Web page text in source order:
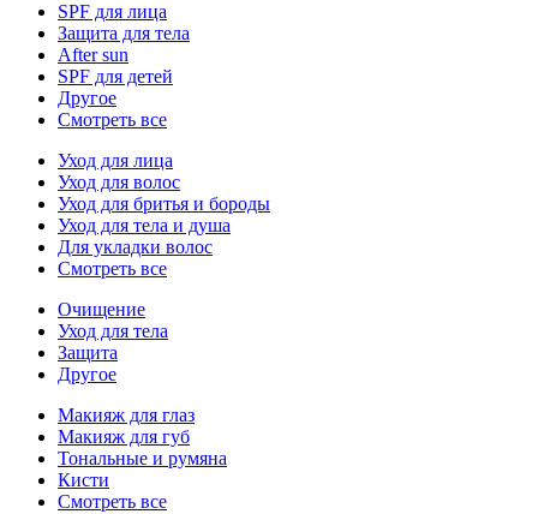
SPF для лица
Защита для тела
After sun
SPF для детей
Другое
Смотреть все
Уход для лица
Уход для волос
Уход для бритья и бороды
Уход для тела и душа
Для укладки волос
Смотреть все
Очищение
Уход для тела
Защита
Другое
Макияж для глаз
Макияж для губ
Тональные и румяна
Кисти
Смотреть все